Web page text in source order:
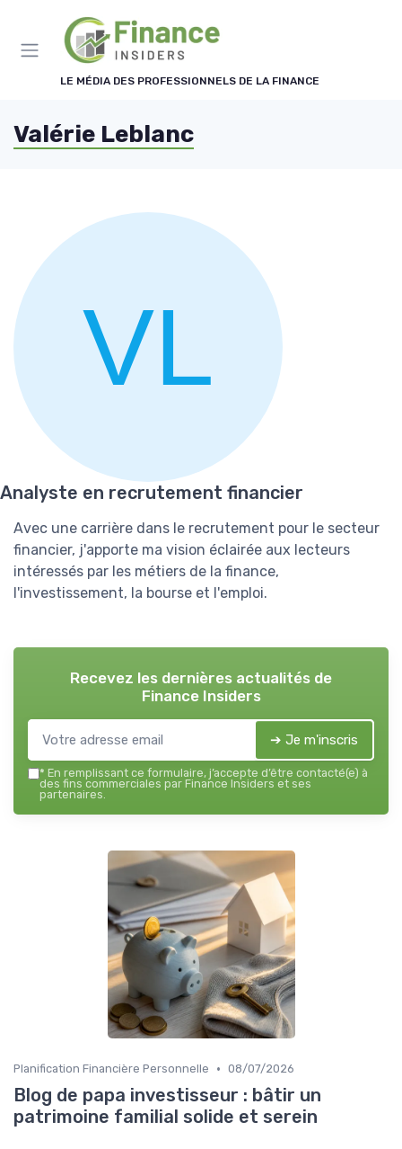
LE MÉDIA DES PROFESSIONNELS DE LA FINANCE
Valérie Leblanc
Analyste en recrutement financier
Avec une carrière dans le recrutement pour le secteur
financier, j'apporte ma vision éclairée aux lecteurs
intéressés par les métiers de la finance,
l'investissement, la bourse et l'emploi.
Recevez les dernières actualités de
Finance Insiders
➔ Je m'inscris
* En remplissant ce formulaire, j’accepte d’être contacté(e) à
des fins commerciales par Finance Insiders et ses
partenaires.
Planification Financière Personnelle • 08/07/2026
Blog de papa investisseur : bâtir un
patrimoine familial solide et serein